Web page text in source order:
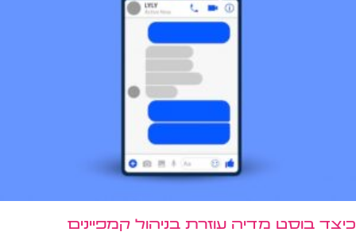
כיצד בוסט מדיה עוזרת בניהול קמפיינים